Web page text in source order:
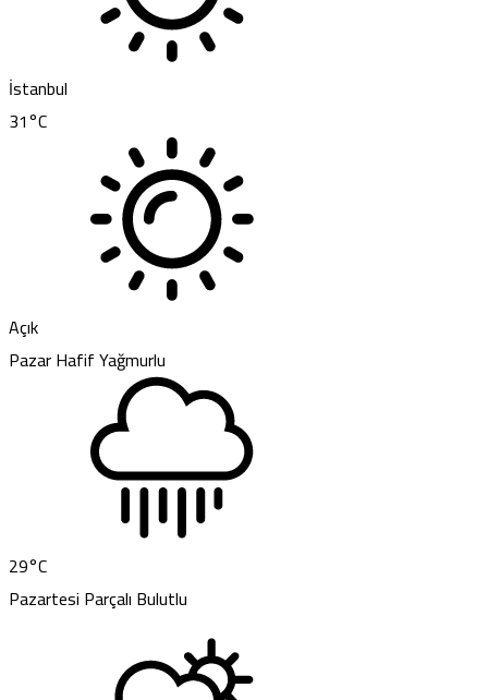
İstanbul
31°C
Açık
PazarHafif Yağmurlu
29°C
Pazartesi Parçalı Bulutlu